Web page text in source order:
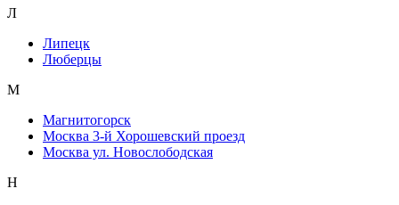
Л
Липецк
Люберцы
М
Магнитогорск
Москва 3-й Хорошевский проезд
Москва ул. Новослободская
Н